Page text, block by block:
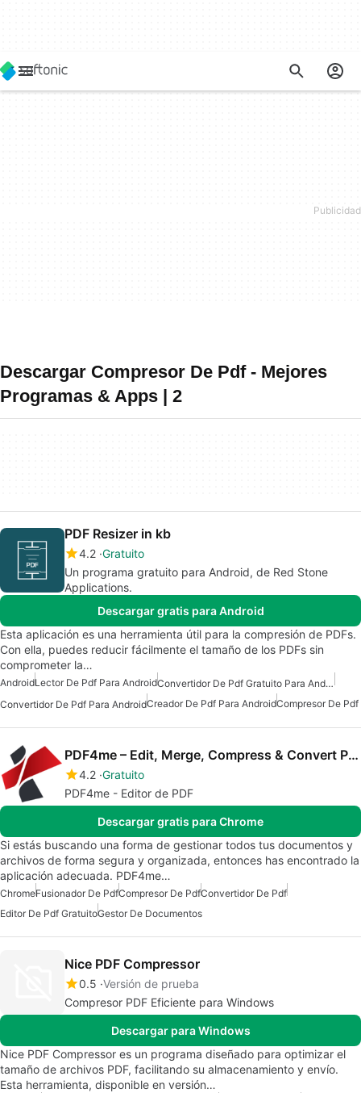
Descargar Compresor De Pdf - Mejores
Programas & Apps | 2
PDF Resizer in kb
4.2 Gratuito
Un programa gratuito para Android, de Red Stone
Applications.
Descargar gratis para Android
Esta aplicación es una herramienta útil para la compresión de PDFs.
Con ella, puedes reducir fácilmente el tamaño de los PDFs sin
comprometer la…
AndroidLector De Pdf Para Android
Convertidor De Pdf Gratuito Para Android
Convertidor De Pdf Para AndroidCreador De Pdf Para AndroidCompresor De Pdf
PDF4me – Edit, Merge, Compress & Convert PDF
4.2 Gratuito
PDF4me - Editor de PDF
Descargar gratis para Chrome
Si estás buscando una forma de gestionar todos tus documentos y
archivos de forma segura y organizada, entonces has encontrado la
aplicación adecuada. PDF4me…
ChromeFusionador De PdfCompresor De PdfConvertidor De Pdf
Editor De Pdf GratuitoGestor De Documentos
Nice PDF Compressor
0.5 Versión de prueba
Compresor PDF Eficiente para Windows
Descargar para Windows
Nice PDF Compressor es un programa diseñado para optimizar el
tamaño de archivos PDF, facilitando su almacenamiento y envío.
Esta herramienta, disponible en versión…